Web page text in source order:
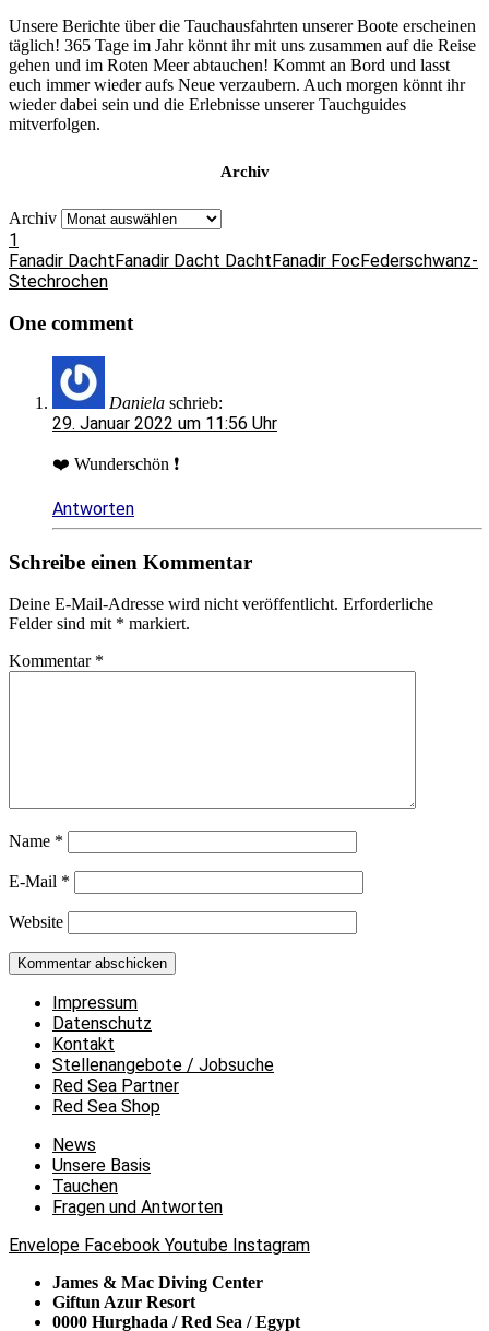
Unsere Berichte über die Tauchausfahrten unserer Boote erscheinen
täglich! 365 Tage im Jahr könnt ihr mit uns zusammen auf die Reise
gehen und im Roten Meer abtauchen! Kommt an Bord und lasst
euch immer wieder aufs Neue verzaubern. Auch morgen könnt ihr
wieder dabei sein und die Erlebnisse unserer Tauchguides
mitverfolgen.
Archiv
Archiv
1
Fanadir DachtFanadir Dacht DachtFanadir FocFederschwanz-
Stechrochen
One comment
Daniela schrieb:
29. Januar 2022 um 11:56 Uhr
❤️ Wunderschön ❗
Antworten
Schreibe einen Kommentar
Deine E-Mail-Adresse wird nicht veröffentlicht. Erforderliche
Felder sind mit * markiert.
Kommentar *
Name *
E-Mail *
Website
Impressum
Datenschutz
Kontakt
Stellenangebote / Jobsuche
Red Sea Partner
Red Sea Shop
News
Unsere Basis
Tauchen
Fragen und Antworten
Envelope Facebook Youtube Instagram
James & Mac Diving Center
Giftun Azur Resort
0000 Hurghada / Red Sea / Egypt